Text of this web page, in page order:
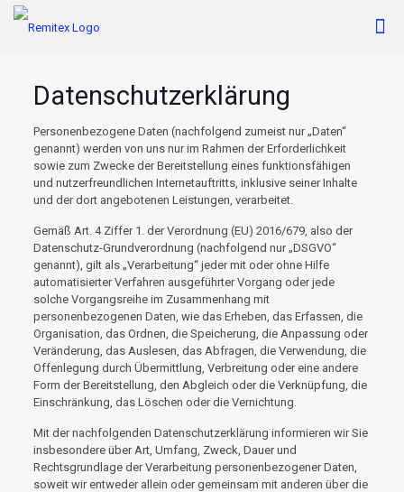
Datenschutzerklärung
Personenbezogene Daten (nachfolgend zumeist nur „Daten“
genannt) werden von uns nur im Rahmen der Erforderlichkeit
sowie zum Zwecke der Bereitstellung eines funktionsfähigen
und nutzerfreundlichen Internetauftritts, inklusive seiner Inhalte
und der dort angebotenen Leistungen, verarbeitet.
Gemäß Art. 4 Ziffer 1. der Verordnung (EU) 2016/679, also der
Datenschutz-Grundverordnung (nachfolgend nur „DSGVO“
genannt), gilt als „Verarbeitung“ jeder mit oder ohne Hilfe
automatisierter Verfahren ausgeführter Vorgang oder jede
solche Vorgangsreihe im Zusammenhang mit
personenbezogenen Daten, wie das Erheben, das Erfassen, die
Organisation, das Ordnen, die Speicherung, die Anpassung oder
Veränderung, das Auslesen, das Abfragen, die Verwendung, die
Offenlegung durch Übermittlung, Verbreitung oder eine andere
Form der Bereitstellung, den Abgleich oder die Verknüpfung, die
Einschränkung, das Löschen oder die Vernichtung.
Mit der nachfolgenden Datenschutzerklärung informieren wir Sie
insbesondere über Art, Umfang, Zweck, Dauer und
Rechtsgrundlage der Verarbeitung personenbezogener Daten,
soweit wir entweder allein oder gemeinsam mit anderen über die